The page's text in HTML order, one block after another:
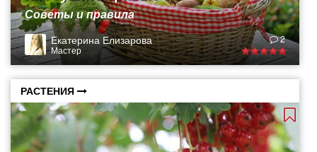
Советы и правила
Екатерина Елизарова
Мастер
2
РАСТЕНИЯ